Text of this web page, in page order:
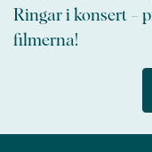
Ringar i konsert –
filmerna!